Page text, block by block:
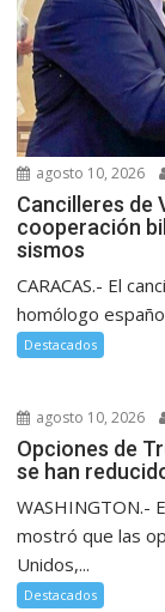
agosto 10, 2026
Cancilleres de
cooperación
sismos
CARACAS.- El
homólogo
Destacados
agosto 10, 2026
Opciones de
se han
WASHINGTON.-
mostró que las
Unidos,...
Destacados